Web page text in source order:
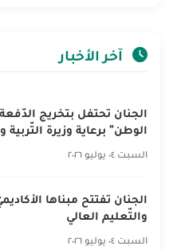
آخر الأخبار
الجنان تحتفل بتخريج
الوطن" برعاية وزيرة التّربية
السبت ٠٤ يوليو ٢٠٢٦
الجنان تفتتح مبناها
والتّعليم العالي
السبت ٠٤ يوليو ٢٠٢٦